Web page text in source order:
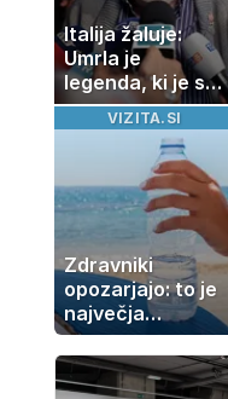
Italija žaluje:
Umrla je
legenda, ki je s
svojimi pesmimi
zaznamovala
VIZITA.SI
Zdravniki
opozarjajo: to je
največja
napaka, ki jo
ljudje delajo med
vročino